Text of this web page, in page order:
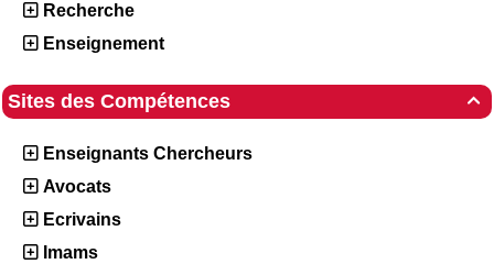
Recherche
Enseignement

Sites des Compétences
Enseignants Chercheurs
Avocats
Ecrivains
Imams